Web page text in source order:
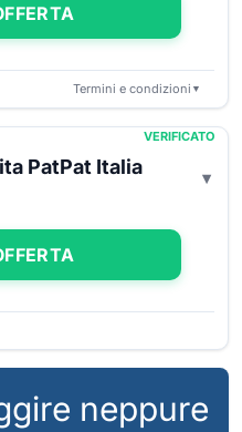
Termini e condizioni ▼
VERIFICATO
PatPat Italia
neppure